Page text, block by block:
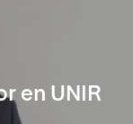
en UNIR